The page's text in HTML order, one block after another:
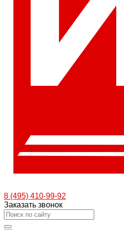
8 (495) 410-99-92
Заказать звонок